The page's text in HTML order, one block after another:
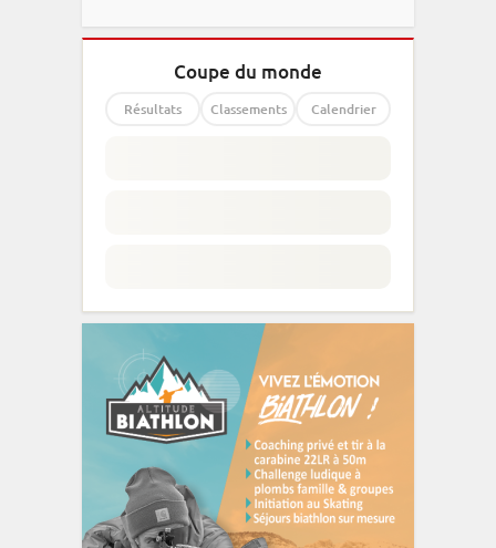
Coupe du monde
Résultats Classements Calendrier